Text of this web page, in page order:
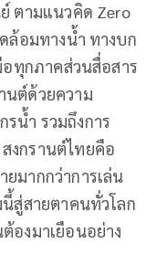
ตามแนวคิด Zero
ล้อมทางน้ำ ทางบก
ทุกภาคส่วนสื่อสาร
นต์ด้วยความ
น้ำ รวมถึงการ
งกรานต์ไทยคือ
มากกว่าการเล่น
นี้สู่สายตาคนทั่วโลก
องมาเยือนอย่าง